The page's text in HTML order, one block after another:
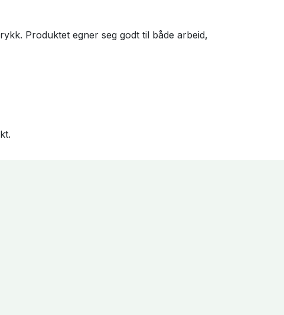
Produktet egner seg godt til både arbeid,